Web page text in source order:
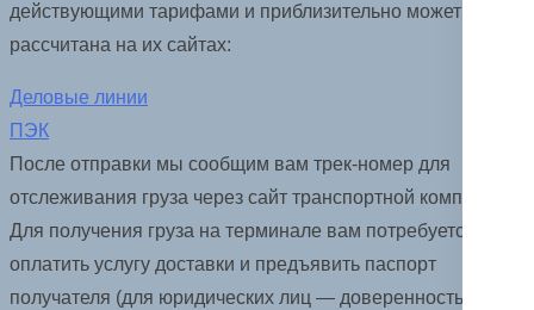
действующими тарифами и приблизительно может быть
рассчитана на их сайтах:
Деловые линии
ПЭК
После отправки мы сообщим вам трек-номер для
отслеживания груза через сайт транспортной компании.
Для получения груза на терминале вам потребуется
оплатить услугу доставки и предъявить паспорт
получателя (для юридических лиц — доверенность).